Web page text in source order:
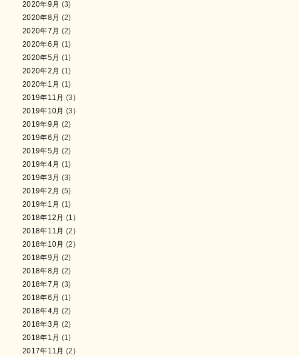
2020年9月 (3)
2020年8月 (2)
2020年7月 (2)
2020年6月 (1)
2020年5月 (1)
2020年2月 (1)
2020年1月 (1)
2019年11月 (3)
2019年10月 (3)
2019年9月 (2)
2019年6月 (2)
2019年5月 (2)
2019年4月 (1)
2019年3月 (3)
2019年2月 (5)
2019年1月 (1)
2018年12月 (1)
2018年11月 (2)
2018年10月 (2)
2018年9月 (2)
2018年8月 (2)
2018年7月 (3)
2018年6月 (1)
2018年4月 (2)
2018年3月 (2)
2018年1月 (1)
2017年11月 (2)